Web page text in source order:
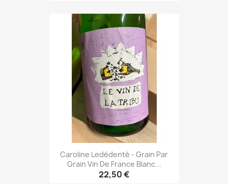
Caroline Ledédenté - Grain Par
Grain Vin De France Blanc...
22,50 €